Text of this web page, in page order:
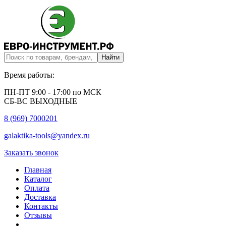
Время работы:
ПН-ПТ 9:00 - 17:00 по МСК
СБ-ВС ВЫХОДНЫЕ
8 (969) 7000201
galaktika-tools@yandex.ru
Заказать звонок
Главная
Каталог
Оплата
Доставка
Контакты
Отзывы